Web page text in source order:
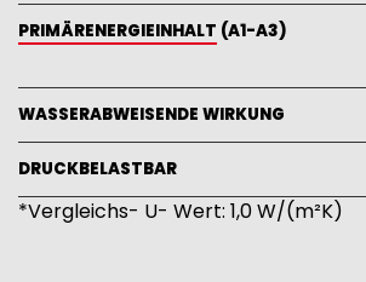
PRIMÄRENERGIEINHALT (A1-A3)
WASSERABWEISENDE WIRKUNG
DRUCKBELASTBAR
*Vergleichs- U- Wert: 1,0 W/(m²K)